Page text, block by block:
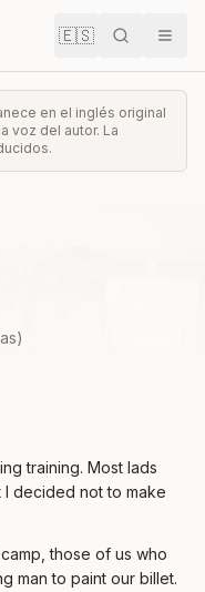
🇪🇸 Buscar
en el inglés original
voz del autor. La
training. Most lads
I decided not to make
those of us who
man to paint our billet.